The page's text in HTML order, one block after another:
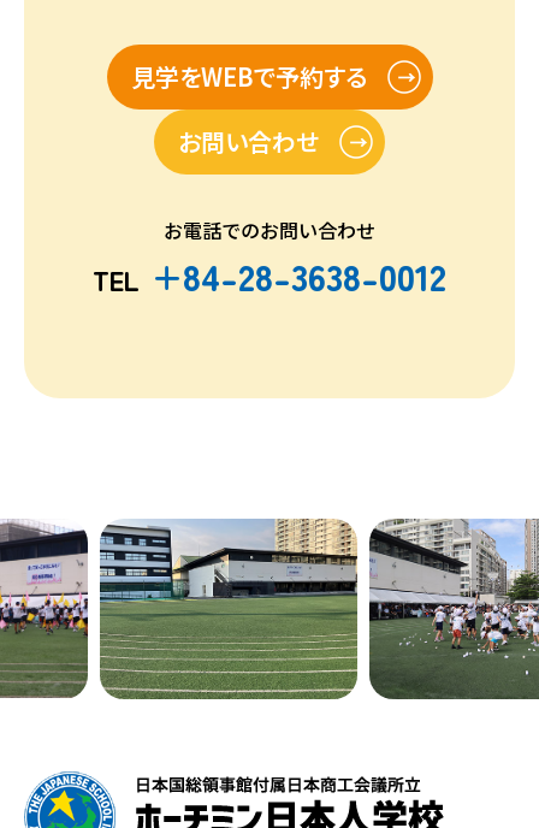
見学をWEBで予約する
お問い合わせ
お電話でのお問い合わせ
TEL +84-28-3638-0012